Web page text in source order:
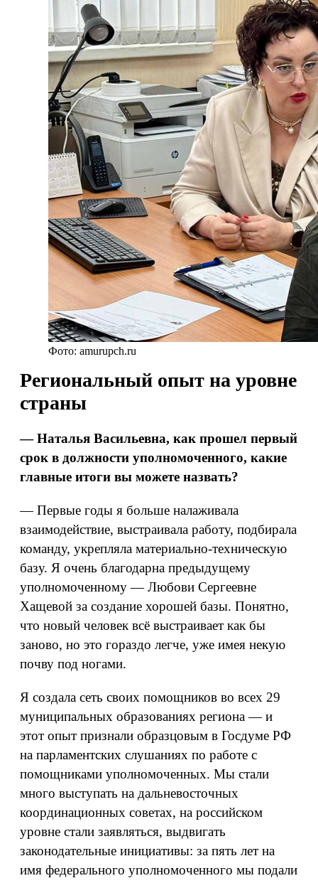
Фото: amurupch.ru
Региональный опыт на уровне
страны
— Наталья Васильевна, как прошел первый
срок в должности уполномоченного, какие
главные итоги вы можете назвать?
— Первые годы я больше налаживала
взаимодействие, выстраивала работу, подбирала
команду, укрепляла материально-техническую
базу. Я очень благодарна предыдущему
уполномоченному — Любови Сергеевне
Хащевой за создание хорошей базы. Понятно,
что новый человек всё выстраивает как бы
заново, но это гораздо легче, уже имея некую
почву под ногами.
Я создала сеть своих помощников во всех 29
муниципальных образованиях региона — и
этот опыт признали образцовым в Госдуме РФ
на парламентских слушаниях по работе с
помощниками уполномоченных. Мы стали
много выступать на дальневосточных
координационных советах, на российском
уровне стали заявляться, выдвигать
законодательные инициативы: за пять лет на
имя федерального уполномоченного мы подали